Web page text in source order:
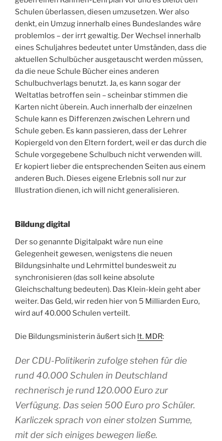
Schulen überlassen, diesen umzusetzen. Wer also
denkt, ein Umzug innerhalb eines Bundeslandes wäre
problemlos – der irrt gewaltig. Der Wechsel innerhalb
eines Schuljahres bedeutet unter Umständen, dass die
aktuellen Schulbücher ausgetauscht werden müssen,
da die neue Schule Bücher eines anderen
Schulbuchverlags benutzt. Ja, es kann sogar der
Weltatlas betroffen sein – scheinbar stimmen die
Karten nicht überein. Auch innerhalb der einzelnen
Schule kann es Differenzen zwischen Lehrern und
Schule geben. Es kann passieren, dass der Lehrer
Kopiergeld von den Eltern fordert, weil er das durch die
Schule vorgegebene Schulbuch nicht verwenden will.
Er kopiert lieber die entsprechenden Seiten aus einem
anderen Buch. Dieses eigene Erlebnis soll nur zur
Illustration dienen, ich will nicht generalisieren.
Bildung digital
Der so genannte Digitalpakt wäre nun eine
Gelegenheit gewesen, wenigstens die neuen
Bildungsinhalte und Lehrmittel bundesweit zu
synchronisieren (das soll keine absolute
Gleichschaltung bedeuten). Das Klein-klein geht aber
weiter. Das Geld, wir reden hier von 5 Milliarden Euro,
wird auf 40.000 Schulen verteilt.
Die Bildungsministerin äußert sich lt. MDR:
Der CDU-Politikerin zufolge stehen für die
rund 40.000 Schulen in Deutschland
rechnerisch je rund 120.000 Euro zur
Verfügung. Das seien 500 Euro pro Schüler.
Karliczek sprach von einer stolzen Summe,
mit der sich einiges bewegen ließe.